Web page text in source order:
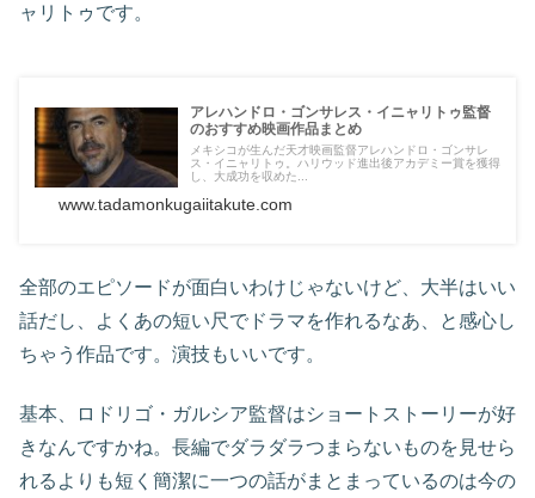
ャリトゥです。
アレハンドロ・ゴンサレス・イニャリトゥ監督
のおすすめ映画作品まとめ
メキシコが生んだ天才映画監督アレハンドロ・ゴンサレ
ス・イニャリトゥ。ハリウッド進出後アカデミー賞を獲得
し、大成功を収めた...
www.tadamonkugaiitakute.com
全部のエピソードが面白いわけじゃないけど、大半はいい
話だし、よくあの短い尺でドラマを作れるなあ、と感心し
ちゃう作品です。演技もいいです。
基本、ロドリゴ・ガルシア監督はショートストーリーが好
きなんですかね。長編でダラダラつまらないものを見せら
れるよりも短く簡潔に一つの話がまとまっているのは今の